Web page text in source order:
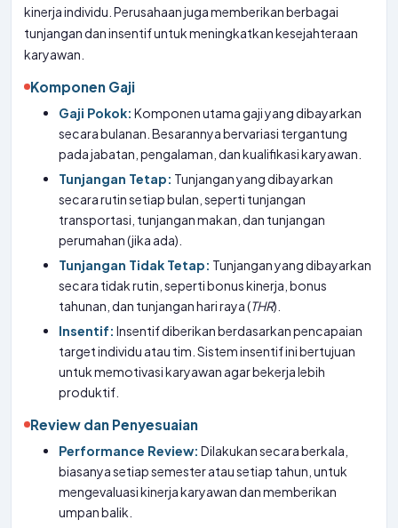
kinerja individu. Perusahaan juga memberikan berbagai
tunjangan dan insentif untuk meningkatkan kesejahteraan
karyawan.
Komponen Gaji
Gaji Pokok: Komponen utama gaji yang dibayarkan
secara bulanan. Besarannya bervariasi tergantung
pada jabatan, pengalaman, dan kualifikasi karyawan.
Tunjangan Tetap: Tunjangan yang dibayarkan
secara rutin setiap bulan, seperti tunjangan
transportasi, tunjangan makan, dan tunjangan
perumahan (jika ada).
Tunjangan Tidak Tetap: Tunjangan yang dibayarkan
secara tidak rutin, seperti bonus kinerja, bonus
tahunan, dan tunjangan hari raya (THR).
Insentif: Insentif diberikan berdasarkan pencapaian
target individu atau tim. Sistem insentif ini bertujuan
untuk memotivasi karyawan agar bekerja lebih
produktif.
Review dan Penyesuaian
Performance Review: Dilakukan secara berkala,
biasanya setiap semester atau setiap tahun, untuk
mengevaluasi kinerja karyawan dan memberikan
umpan balik.